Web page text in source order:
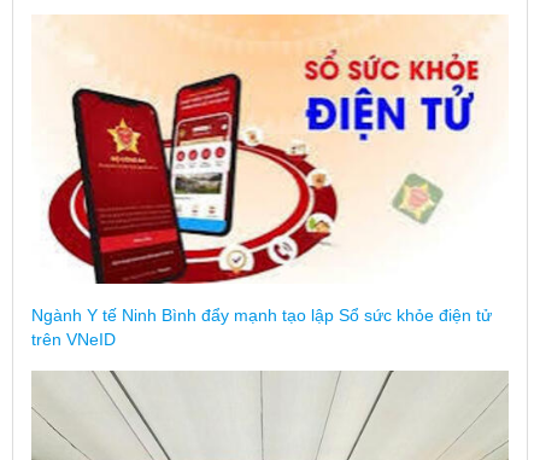
Ngành Y tế Ninh Bình đẩy mạnh tạo lập Sổ sức khỏe điện tử
trên VNeID